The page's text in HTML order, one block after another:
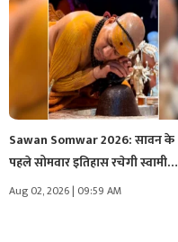
Sawan Somwar 2026: सावन के
पहले सोमवार इतिहास रचेगी स्वामी…
Aug 02, 2026 | 09:59 AM